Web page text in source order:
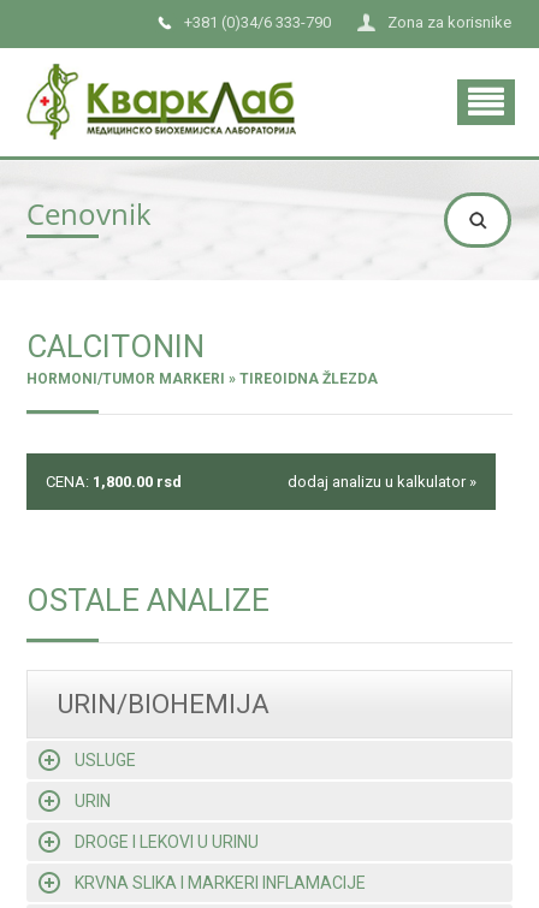
Zona za korisnike
+381 (0)34/6 333-790
Cenovnik
CALCITONIN
HORMONI/TUMOR MARKERI » TIREOIDNA ŽLEZDA
CENA: 1,800.00 rsd dodaj analizu u kalkulator »
OSTALE ANALIZE
URIN/BIOHEMIJA
USLUGE
URIN
DROGE I LEKOVI U URINU
KRVNA SLIKA I MARKERI INFLAMACIJE